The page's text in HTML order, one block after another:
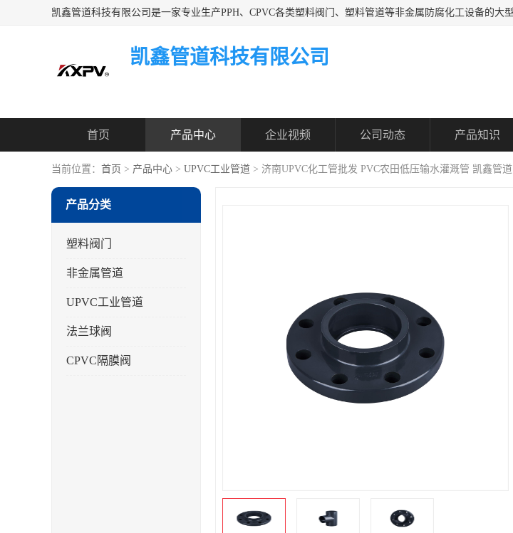
凯鑫管道科技有限公司
首页 产品中心 企业视频 公司动态 产品知识
当前位置： 首页 > 产品中心 > UPVC工业管道 > 济南UPVC化工管批发 PVC农田低压输水灌溉管 凯鑫管道
产品分类
塑料阀门
非金属管道
UPVC工业管道
法兰球阀
CPVC隔膜阀